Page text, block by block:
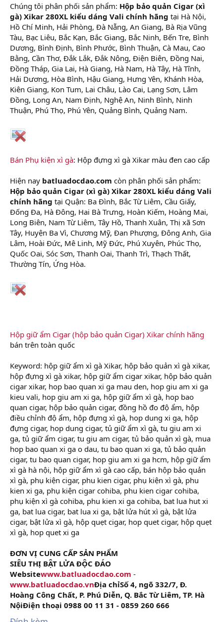
Chúng tôi phân phối sản phẩm: Hộp bảo quản Cigar (xì
gà) Xikar 280XL kiểu dáng Vali chính hãng tại Hà Nội,
Hồ Chí Minh, Hải Phòng, Đà Nẵng, An Giang, Bà Rịa Vũng
Tàu, Bạc Liêu, Bắc Kạn, Bắc Giang, Bắc Ninh, Bến Tre, Bình
Dương, Bình Định, Bình Phước, Bình Thuận, Cà Mau, Cao
Bằng, Cần Thơ, Đắk Lắk, Đắk Nông, Điện Biên, Đồng Nai,
Đồng Tháp, Gia Lai, Hà Giang, Hà Nam, Hà Tây, Hà Tĩnh,
Hải Dương, Hòa Bình, Hậu Giang, Hưng Yên, Khánh Hòa,
Kiên Giang, Kon Tum, Lai Châu, Lào Cai, Lạng Sơn, Lâm
Đồng, Long An, Nam Định, Nghệ An, Ninh Bình, Ninh
Thuận, Phú Thọ, Phú Yên, Quảng Bình, Quảng Nam.
Bán Phụ kiện xì gà: Hộp đựng xì gà Xikar màu đen cao cấp
Hiện nay batluadocdao.com còn phân phối sản phẩm:
Hộp bảo quản Cigar (xì gà) Xikar 280XL kiểu dáng Vali
chính hãng tại Quận: Ba Đình, Bắc Từ Liêm, Cầu Giấy,
Đống Đa, Hà Đông, Hai Bà Trưng, Hoàn Kiếm, Hoàng Mai,
Long Biên, Nam Từ Liêm, Tây Hồ, Thanh Xuân, Thị xã Sơn
Tây, Huyện Ba Vì, Chương Mỹ, Đan Phượng, Đông Anh, Gia
Lâm, Hoài Đức, Mê Linh, Mỹ Đức, Phú Xuyên, Phúc Thọ,
Quốc Oai, Sóc Sơn, Thanh Oai, Thanh Trì, Thạch Thất,
Thường Tín, Ứng Hòa.
Hộp giữ ẩm Cigar (hộp bảo quản Cigar) Xikar chính hãng
bán trên toàn quốc
Keyword: hộp giữ ẩm xì gà Xikar, hộp bảo quản xì gà xikar,
hộp đựng xì gà xikar, hộp giữ ẩm cigar xikar, hộp bảo quản
cigar xikar, hop bao quan xi ga mau den, hop giu am xi ga
kieu vali, hop giu am xi ga, hộp giữ ẩm xì gà, hop bao
quan cigar, hộp bảo quản cigar, đồng hồ đo độ ẩm, hộp
điều chỉnh độ ẩm, hộp đựng xì gà, hop dung xi ga, hộp
đựng cigar, hop dung cigar, tủ giữ ẩm xì gà, tu giu am xi
ga, tủ giữ ẩm cigar, tu giu am cigar, tủ bảo quản xì gà, mua
hop bao quan xi ga o dau, tu bao quan xi ga, tủ bảo quản
cigar, tu bao quan cigar, hop giu am xi ga hcm, hộp giữ ẩm
xì gà hà nội, hộp giữ ẩm xì gà cao cấp, bán hộp bảo quản
xì gà, phụ kiện cigar, phu kien cigar, phụ kiện xì gà, phu
kien xi ga, phụ kiện cigar cohiba, phu kien cigar cohiba,
phụ kiện xì gà cohiba, phu kien xi ga cohiba, bat lua hut xi
ga, bat lua cigar, bat lua xi ga, bật lửa hút xì gà, bật lửa
cigar, bật lửa xì gà, hộp quẹt cigar, hop quet cigar, hộp quẹt
xì gà, hop quet xi ga
ĐƠN VỊ CUNG CẤP SẢN PHẨM
SIÊU THỊ BẬT LỬA ĐỘC ĐÁO
Websitewww.batluadocdao.com -
www.batluadocdao.vnĐịa chỉSố 4, ngõ 332/7, Đ.
Hoàng Công Chất, P. Phú Diễn, Q. Bắc Từ Liêm, TP. Hà
NộiĐiện thoại 0988 00 11 31 - 0859 260 666